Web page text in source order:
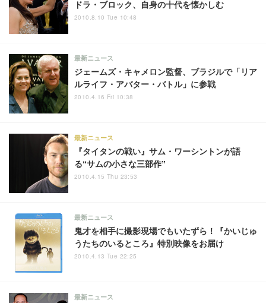
ドラ・ブロック、自身の十代を懐かしむ
2010.8.10 Tue 10:48
ジェームズ・キャメロン監督、ブラジルで「リア
ルライフ・アバター・バトル」に参戦
最新ニュース
2010.4.16 Fri 10:38
『タイタンの戦い』サム・ワーシントンが語
る“サムの小さな三部作”
最新ニュース
2010.4.15 Thu 23:53
鬼才を相手に撮影現場でもいたずら！『かいじゅ
うたちのいるところ』特別映像をお届け
最新ニュース
2010.4.13 Tue 22:25
最新ニュース